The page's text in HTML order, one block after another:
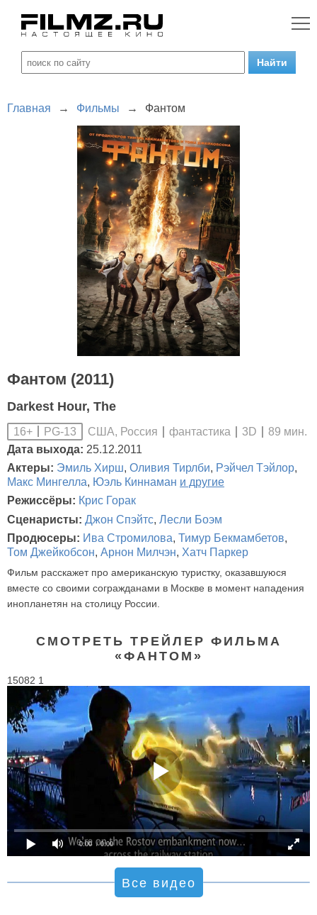
Главная → Фильмы → Фантом
Фантом (2011)
Darkest Hour, The
16+ PG-13 США, Россия фантастика 3D
89 мин.
Дата выхода: 25.12.2011
Актеры: Эмиль Хирш, Оливия Тирлби, Рэйчел Тэйлор,
Макс Мингелла, Юэль Киннаман и другие
Режиссёры: Крис Горак
Сценаристы: Джон Спэйтс, Лесли Боэм
Продюсеры: Ива Стромилова, Тимур Бекмамбетов,
Том Джейкобсон, Арнон Милчэн, Хатч Паркер
Фильм расскажет про американскую туристку, оказавшуюся
вместе со своими согражданами в Москве в момент нападения
инопланетян на столицу России.
СМОТРЕТЬ ТРЕЙЛЕР ФИЛЬМА
«ФАНТОМ»
15082 1
0:00 / 0:00
Все видео